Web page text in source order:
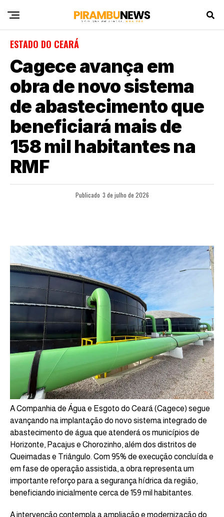
ESTADO DO CEARÁ
Cagece avança em
obra de novo sistema
de abastecimento que
beneficiará mais de
158 mil habitantes na
RMF
Publicado 3 de julho de 2026
A Companhia de Água e Esgoto do Ceará (Cagece) segue
avançando na implantação do novo sistema integrado de
abastecimento de água que atenderá os municípios de
Horizonte, Pacajus e Chorozinho, além dos distritos de
Queimadas e Triângulo. Com 95% de execução concluída e
em fase de operação assistida, a obra representa um
importante reforço para a segurança hídrica da região,
beneficiando inicialmente cerca de 159 mil habitantes.
A intervenção contempla a ampliação e modernização do